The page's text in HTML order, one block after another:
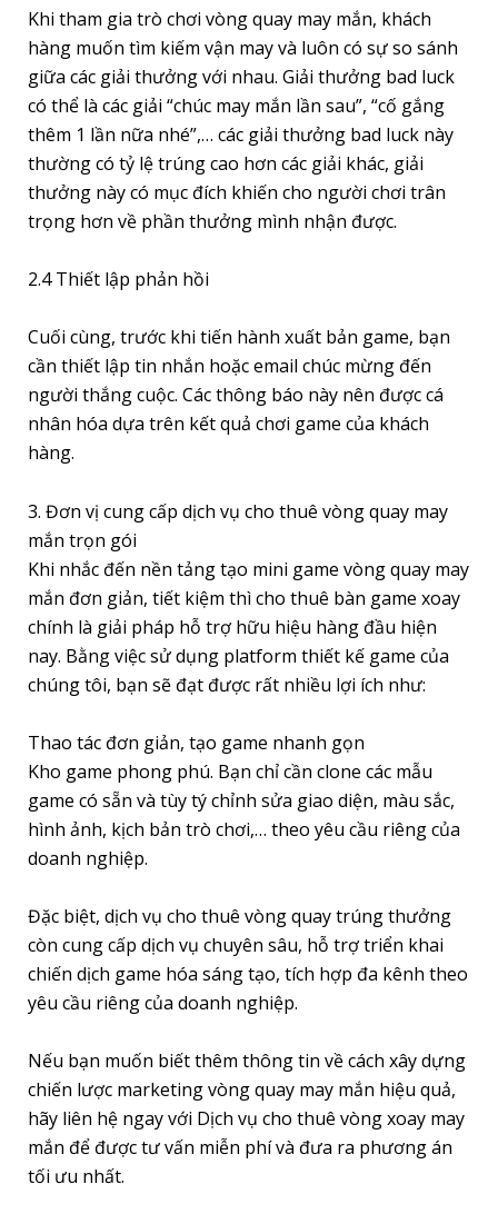
Khi tham gia trò chơi vòng quay may mắn, khách
hàng muốn tìm kiếm vận may và luôn có sự so sánh
giữa các giải thưởng với nhau. Giải thưởng bad luck
có thể là các giải “chúc may mắn lần sau”, “cố gắng
thêm 1 lần nữa nhé”,… các giải thưởng bad luck này
thường có tỷ lệ trúng cao hơn các giải khác, giải
thưởng này có mục đích khiến cho người chơi trân
trọng hơn về phần thưởng mình nhận được.
2.4 Thiết lập phản hồi
Cuối cùng, trước khi tiến hành xuất bản game, bạn
cần thiết lập tin nhắn hoặc email chúc mừng đến
người thắng cuộc. Các thông báo này nên được cá
nhân hóa dựa trên kết quả chơi game của khách
hàng.
3. Đơn vị cung cấp dịch vụ cho thuê vòng quay may
mắn trọn gói
Khi nhắc đến nền tảng tạo mini game vòng quay may
mắn đơn giản, tiết kiệm thì cho thuê bàn game xoay
chính là giải pháp hỗ trợ hữu hiệu hàng đầu hiện
nay. Bằng việc sử dụng platform thiết kế game của
chúng tôi, bạn sẽ đạt được rất nhiều lợi ích như:
Thao tác đơn giản, tạo game nhanh gọn
Kho game phong phú. Bạn chỉ cần clone các mẫu
game có sẵn và tùy tý chỉnh sửa giao diện, màu sắc,
hình ảnh, kịch bản trò chơi,… theo yêu cầu riêng của
doanh nghiệp.
Đặc biệt, dịch vụ cho thuê vòng quay trúng thưởng
còn cung cấp dịch vụ chuyên sâu, hỗ trợ triển khai
chiến dịch game hóa sáng tạo, tích hợp đa kênh theo
yêu cầu riêng của doanh nghiệp.
Nếu bạn muốn biết thêm thông tin về cách xây dựng
chiến lược marketing vòng quay may mắn hiệu quả,
hãy liên hệ ngay với Dịch vụ cho thuê vòng xoay may
mắn để được tư vấn miễn phí và đưa ra phương án
tối ưu nhất.